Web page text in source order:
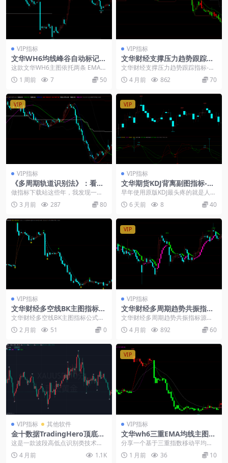
VIP指标
文华WH6均线峰谷自动标记主
图指标公式源码
这款文华WH6主图依托两条 EMA
均线判断趋势切换，自动标记行情
峰位、谷位，同...
1 周前 7 50
VIP指标
文华财经支撑压力趋势跟踪指
标-MACD+RSI双指标
文华财经支撑压力趋势跟踪指标-M
ACD+RSI双指标： 指标是整合MAC
D、RS...
4 月前 862 70
VIP
VIP指标
《多周期轨道识别法》：看懂
这三条线就够了
做指标下载站这些年，我发现一个
现象：很多人下载了一堆公式，装
上之后反而更迷糊了。...
3 月前 287 80
VIP
VIP指标
文华期货KDJ背离副图指标-自
动识别顶底背离信号源码
早年使用原版KDJ最头疼的就是人工
寻找背离，肉眼判断很容易出错，
多次因为错过背离...
6 天前 8 40
VIP指标
文华财经多空线BK主图指标公
式源码
文华财经多空线BK主图指标公式源
码： 两条多空线，看线的金叉和死
叉判断涨跌变化；...
2 月前 51 0
VIP
VIP指标
文华财经多周期趋势共振指标
源码-波段顶底
文华财经多周期趋势共振指标源码-
波段顶底： 本指标是一套多维度趋
势综合研判工具，...
4 月前 892 60
VIP指标 其他软件
金十数据TradingHero顶底多
空主图指标源码
这是一款波段高低点识别类技术指
标，核心基于高低点峰值函数、局
部极值筛选与多重过滤...
4 月前 1.1K
VIP
VIP指标
文华wh6三重EMA均线主图指
标公式
分享一个基于三重指数移动平均（E
MA）的主图指标源码，包含彩色K
线标识价格与均线...
1 月前 36 10